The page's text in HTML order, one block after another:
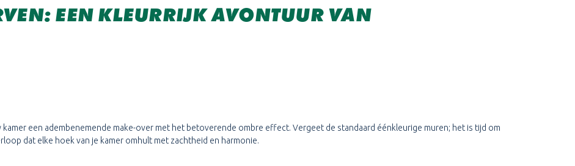
EEN KLEURRIJK AVONTUUR VAN
een adembenemende make-over met het betoverende ombre effect. Vergeet de standaard éénkleurige muren; het is tijd om
dat elke hoek van je kamer omhult met zachtheid en harmonie.